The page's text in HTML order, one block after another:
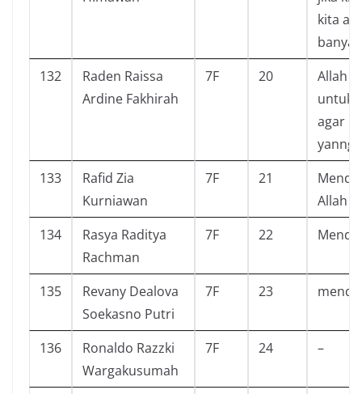
kita
132
Raden Raissa
Ardine Fakhirah
7F 20
Allah
untuk
agar
yanng
133
Rafid Zia
Kurniawan
7F 21
Allah
134
Rasya Raditya
Rachman
7F 22
135
Revany Dealova
Soekasno Putri
7F 23
136
Ronaldo Razzki
Wargakusumah
7F 24 –